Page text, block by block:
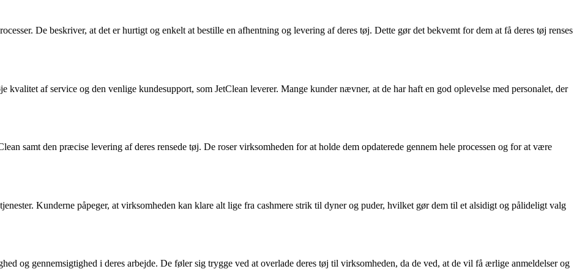
De beskriver, at det er hurtigt og enkelt at bestille en afhentning og levering af deres tøj. Dette gør det bekvemt for dem at få deres tøj renses
kvalitet af service og den venlige kundesupport, som JetClean leverer. Mange kunder nævner, at de har haft en god oplevelse med personalet, der
samt den præcise levering af deres rensede tøj. De roser virksomheden for at holde dem opdaterede gennem hele processen og for at være
Kunderne påpeger, at virksomheden kan klare alt lige fra cashmere strik til dyner og puder, hvilket gør dem til et alsidigt og pålideligt valg
og gennemsigtighed i deres arbejde. De føler sig trygge ved at overlade deres tøj til virksomheden, da de ved, at de vil få ærlige anmeldelser og